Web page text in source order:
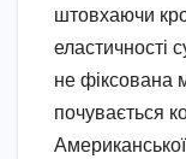
штовхаючи
еластичності
не фіксована
почувається